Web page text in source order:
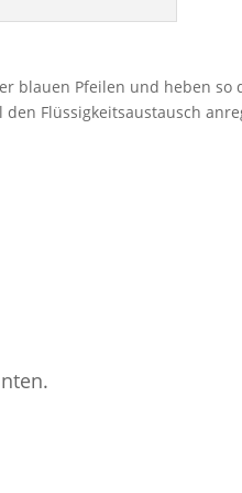
blauen Pfeilen und heben so
Flüssigkeitsaustausch